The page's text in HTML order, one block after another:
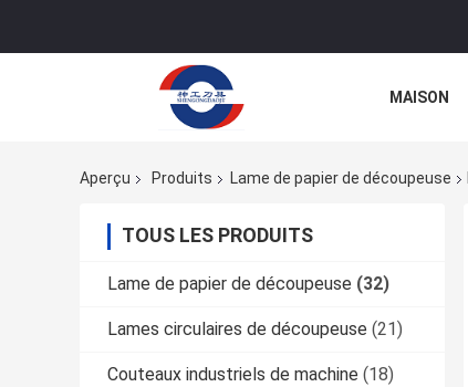
MAISON
Aperçu Produits Lame de papier de découpeuse
TOUS LES PRODUITS
Lame de papier de découpeuse (32)
Lames circulaires de découpeuse (21)
Couteaux industriels de machine (18)